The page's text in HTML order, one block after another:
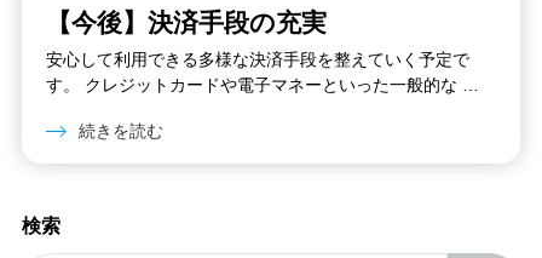
【今後】決済手段の充実
安心して利用できる多様な決済手段を整えていく予定で
す。 クレジットカードや電子マネーといった一般的な …
続きを読む
検索